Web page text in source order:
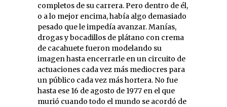
completos de su carrera. Pero dentro de él,
o a lo mejor encima, había algo demasiado
pesado que le impedía avanzar. Manías,
drogas y bocadillos de plátano con crema
de cacahuete fueron modelando su
imagen hasta encerrarle en un circuito de
actuaciones cada vez más mediocres para
un público cada vez más hortera. No fue
hasta ese 16 de agosto de 1977 en el que
murió cuando todo el mundo se acordó de